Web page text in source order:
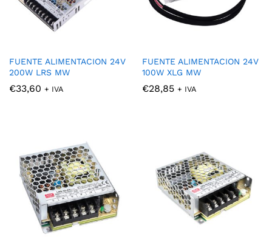
FUENTE ALIMENTACION 24V
200W LRS MW
€33,60 + IVA
FUENTE ALIMENTACION 24V
100W XLG MW
€28,85 + IVA